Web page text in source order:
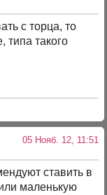
с торца, то
типа такого
05 Нояб. 12, 11:51
ставить в
маленькую